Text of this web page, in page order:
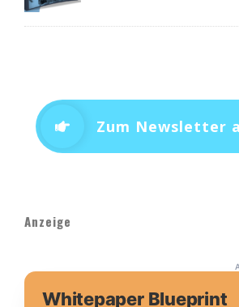
Zum Newsletter
Anzeige